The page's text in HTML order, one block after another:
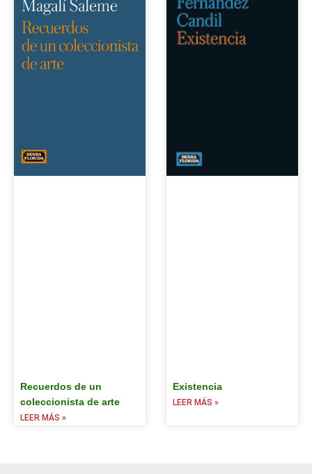
Recuerdos de un
coleccionista de arte
LEER MÁS »
Existencia
LEER MÁS »